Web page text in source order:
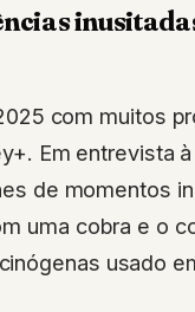
com muitos
Em entrevista à
de momentos
uma cobra e o
usado